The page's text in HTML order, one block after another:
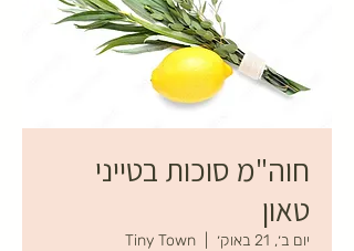
חוה"מ סוכות בטייני
טאון
יום ב׳, 21 באוק׳ Tiny Town